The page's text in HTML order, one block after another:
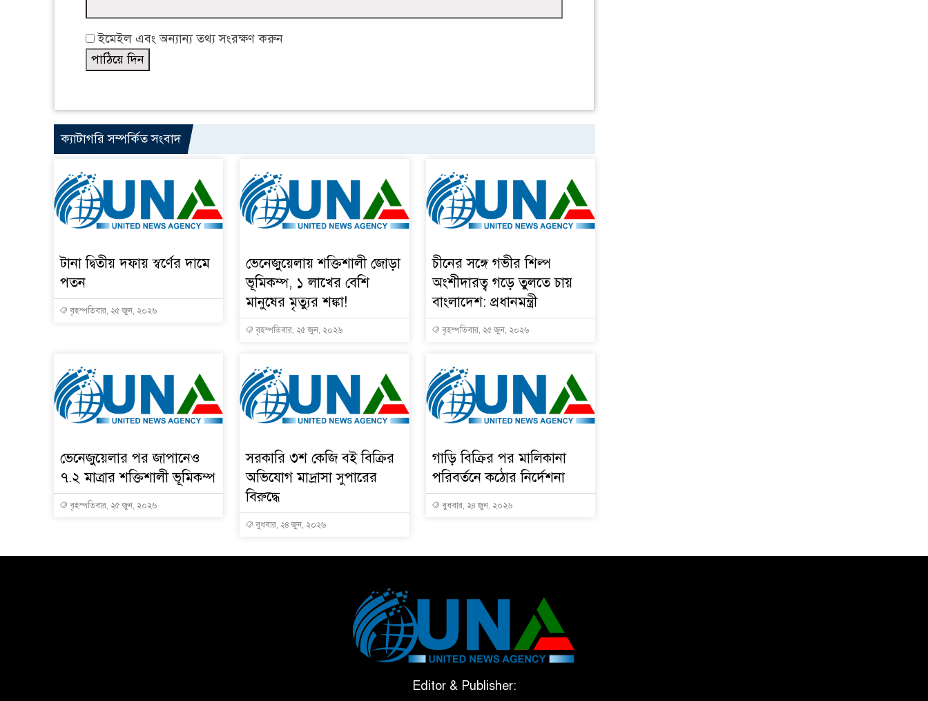
ইমেইল এবং অন্যান্য তথ্য সংরক্ষণ করুন
ক্যাটাগরি সম্পর্কিত সংবাদ
টানা দ্বিতীয় দফায় স্বর্ণের দামে
পতন
বৃহস্পতিবার, ২৫ জুন, ২০২৬
ভেনেজুয়েলায় শক্তিশালী জোড়া
ভূমিকম্প, ১ লাখের বেশি
মানুষের মৃত্যুর শঙ্কা!
বৃহস্পতিবার, ২৫ জুন, ২০২৬
চীনের সঙ্গে গভীর শিল্প
অংশীদারত্ব গড়ে তুলতে চায়
বাংলাদেশ: প্রধানমন্ত্রী
বৃহস্পতিবার, ২৫ জুন, ২০২৬
ভেনেজুয়েলার পর জাপানেও
৭.২ মাত্রার শক্তিশালী ভূমিকম্প
বৃহস্পতিবার, ২৫ জুন, ২০২৬
সরকারি ৩শ কেজি বই বিক্রির
অভিযোগ মাদ্রাসা সুপারের
বিরুদ্ধে
বুধবার, ২৪ জুন, ২০২৬
গাড়ি বিক্রির পর মালিকানা
পরিবর্তনে কঠোর নির্দেশনা
বুধবার, ২৪ জুন, ২০২৬
Editor & Publisher: